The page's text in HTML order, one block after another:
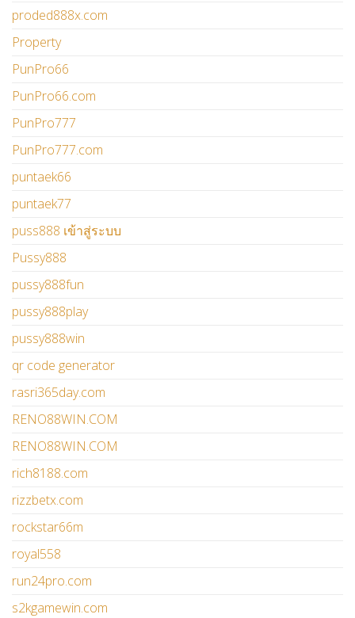
proded888x.com
Property
PunPro66
PunPro66.com
PunPro777
PunPro777.com
puntaek66
puntaek77
puss888 เข้าสู่ระบบ
Pussy888
pussy888fun
pussy888play
pussy888win
qr code generator
rasri365day.com
RENO88WIN.COM
RENO88WIN.COM
rich8188.com
rizzbetx.com
rockstar66m
royal558
run24pro.com
s2kgamewin.com